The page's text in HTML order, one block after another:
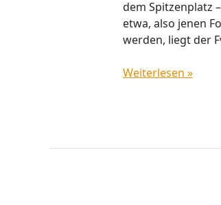
dem Spitzenplatz
etwa, also jenen
werden, liegt der
Envestor,
Morningstar
und
Weiterlesen »